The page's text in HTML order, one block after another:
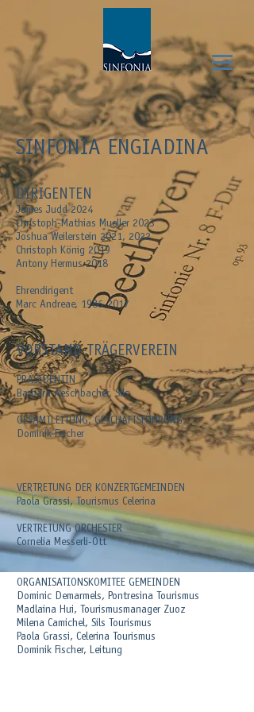
SINFONIA ENGIADINA
DIRIGENTEN
James Judd 2024
Christoph-Mathias Mueller 2023
Joshua Weilerstein 2021, 2022
Christoph König 2019
Antony Hermus 2018
Ehrendirigent
Marc Andreae, 1986-2017
VORSTAND TRÄGERVEREIN
PRÄSIDENTIN
Barbara Aeschbacher, Sils
GESAMTLEITUNG, GESCHÄFTSFÜHRUNG
Dominik Fischer
VERTRETUNG DER KONZERTGEMEINDEN
Paola Grassi, Tourismus Celerina
VERTRETUNG ORCHESTER
Cornelia Messerli-Ott
ORGANISATIONSKOMITEE GEMEINDEN
Dominic Demarmels, Pontresina Tourismus
Madlaina Hui, Tourismusmanager Zuoz
Milena Camichel, Sils Tourismus
Paola Grassi, Celerina Tourismus
Dominik Fischer, Leitung